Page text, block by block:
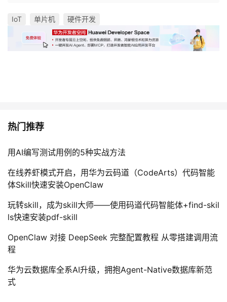
IoT 单片机 硬件开发
热门推荐
用AI编写测试用例的5种实战方法
在线养虾模式开启，用华为云码道（CodeArts）代码智能
体Skill快速安装OpenClaw
玩转skill，成为skill大师——使用码道代码智能体+find-skil
ls快速安装pdf-skill
OpenClaw 对接 DeepSeek 完整配置教程 从零搭建调用流
程
华为云数据库全系AI升级，拥抱Agent-Native数据库新范
式